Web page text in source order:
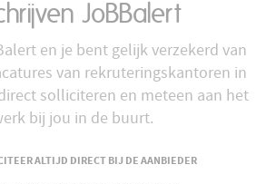
JoBBalert
en je bent gelijk verzekerd van
van rekruteringskantoren in
solliciteren en meteen aan het
bij jou in de buurt.
ALTIJD DIRECT BIJ DE AANBIEDER